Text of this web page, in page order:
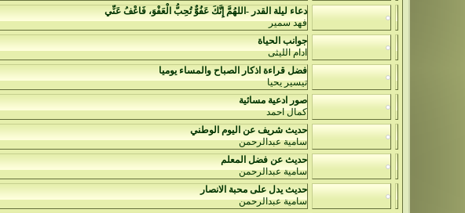
دعاء ليلة القدر -اللهُمَّ إِنَّكَ عَفُوٌّ تُحِبُّ الْعَفْوَ، فَاعْفُ عَنِّي
فهد سمير
جوانب الحياة
ادام الليثى
فضل قراءة اذكار الصباح والمساء يوميا
تيسير يحيا
صور ادعية مسائية
كمال احمد
حديث شريف عن اليوم الوطني
سامية عبدالرحمن
حديث عن فضل المعلم
سامية عبدالرحمن
حديث يدل على محبة الانصار
سامية عبدالرحمن